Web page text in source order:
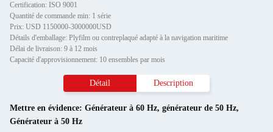
Certification: ISO 9001
Quantité de commande min: 1 série
Prix: USD 1150000-3000000USD
Détails d'emballage: Plyfilm ou contreplaqué adapté à la navigation maritime
Délai de livraison: 9 à 12 mois
Capacité d'approvisionnement: 10 ensembles par mois
Détail Description
Mettre en évidence: Générateur à 60 Hz, générateur de 50 Hz,
Générateur à 50 Hz